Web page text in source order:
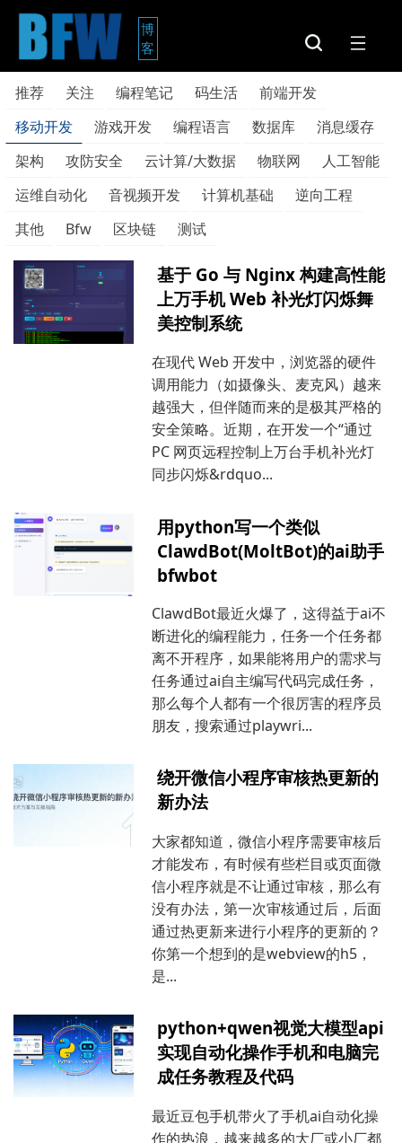
博
客
推荐 关注 编程笔记 码生活
前端开发
移动开发
游戏开发 编程语言 数据库
消息缓存
架构
攻防安全 云计算/大数据 物联网
人工智能
运维自动化
音视频开发 计算机基础
逆向工程
其他
Bfw 区块链 测试
基于 Go 与 Nginx 构建高性能
上万手机 Web 补光灯闪烁舞
美控制系统
在现代 Web 开发中，浏览器的硬件
调用能力（如摄像头、麦克风）越来
越强大，但伴随而来的是极其严格的
安全策略。近期，在开发一个“通过
PC 网页远程控制上万台手机补光灯
同步闪烁&rdquo...
用python写一个类似
ClawdBot(MoltBot)的ai助手
bfwbot
ClawdBot最近火爆了，这得益于ai不
断进化的编程能力，任务一个任务都
离不开程序，如果能将用户的需求与
任务通过ai自主编写代码完成任务，
那么每个人都有一个很厉害的程序员
朋友，搜索通过playwri...
绕开微信小程序审核热更新的
新办法
大家都知道，微信小程序需要审核后
才能发布，有时候有些栏目或页面微
信小程序就是不让通过审核，那么有
没有办法，第一次审核通过后，后面
通过热更新来进行小程序的更新的？
你第一个想到的是webview的h5，
是...
python+qwen视觉大模型api
实现自动化操作手机和电脑完
成任务教程及代码
最近豆包手机带火了手机ai自动化操
作的热浪，越来越多的大厂或小厂都